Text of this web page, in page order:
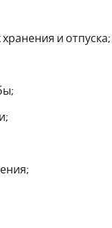
и отпуска;